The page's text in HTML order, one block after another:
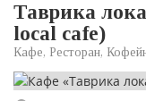
Таврика
local cafe)
Кафе, Ресторан,